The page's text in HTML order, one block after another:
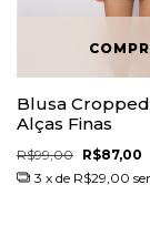
Blusa
Alças Finas
R$99,00 R$87,00
3 x de R$29,00